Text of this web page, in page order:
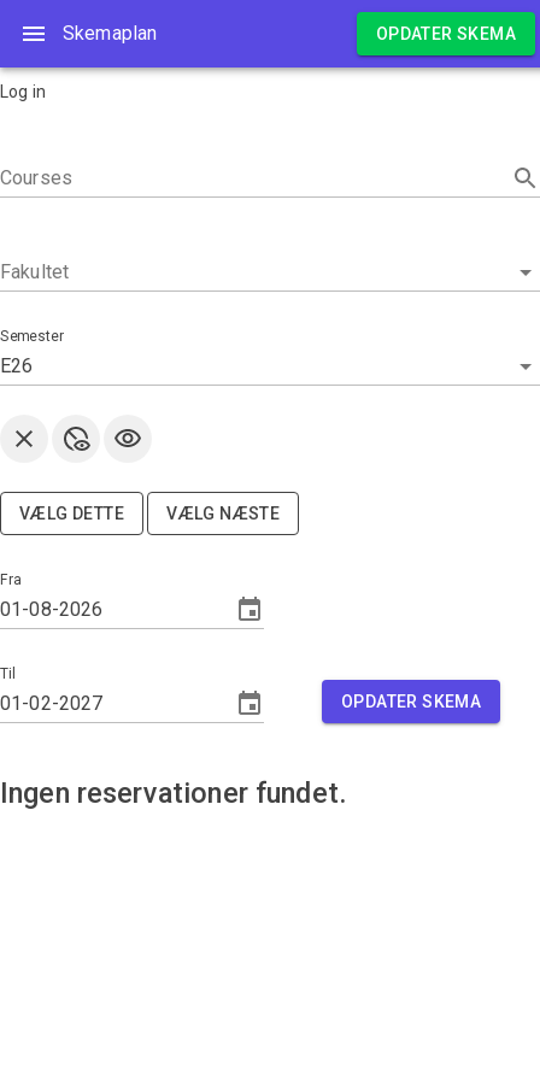
Skemaplan OPDATER SKEMA
Skemaplan
Log in
Courses
Fakultet
E26
Semester
VÆLG DETTE VÆLG NÆSTE
Fra
Til
OPDATER SKEMA
Ingen reservationer fundet.